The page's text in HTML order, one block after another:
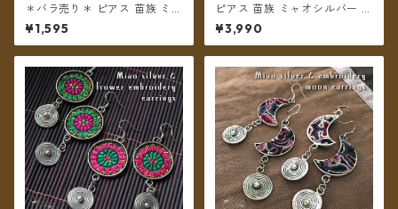
＊バラ売り＊ ピアス 苗族 ミャ
オシルバー 刺繍布 楕円型 グリ
ーン系 【メール便送料無料】
¥1,595
ピアス 苗族 ミャオシルバー 刺
繍古布 三角形 【メール便送料
無料】
¥3,990